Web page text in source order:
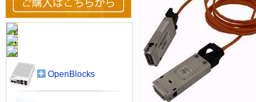
OpenBlocks